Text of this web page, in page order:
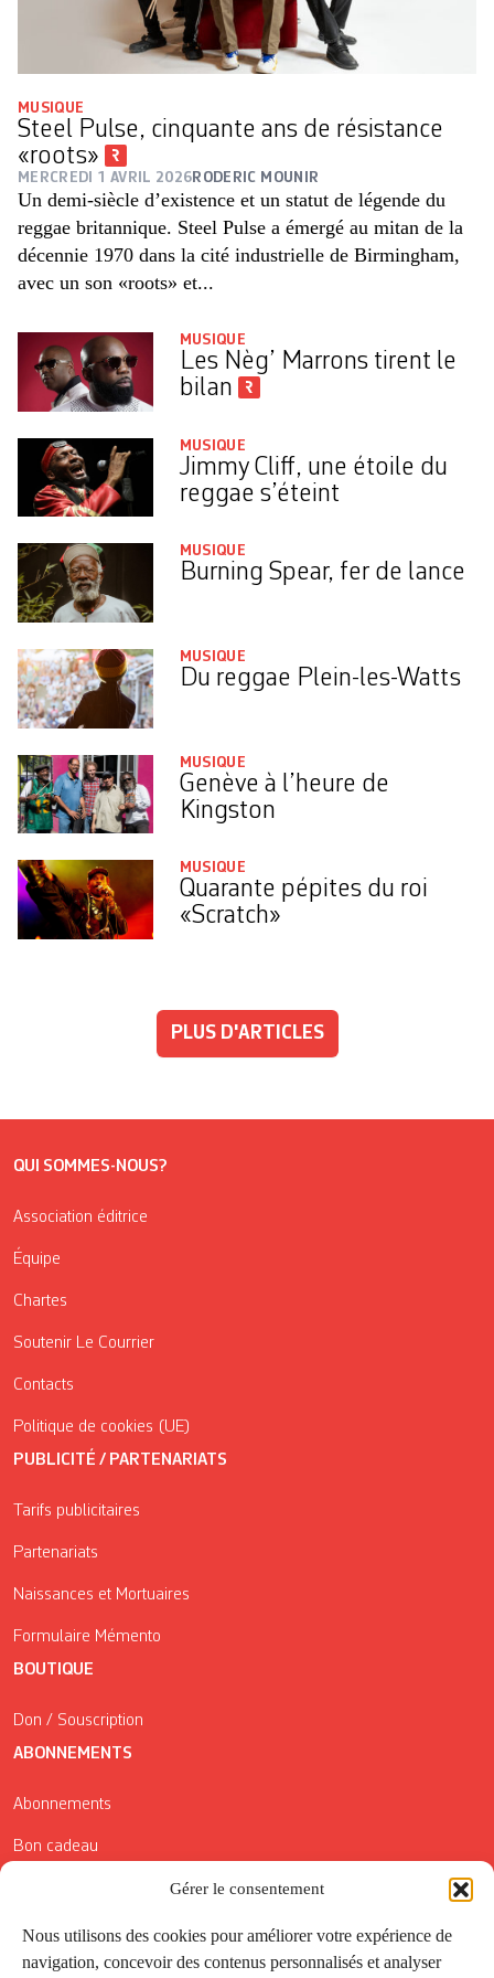
Gérer le consentement
Nous utilisons des cookies pour améliorer votre expérience de
navigation, concevoir des contenus personnalisés et analyser
MUSIQUE
Steel Pulse, cinquante ans de résistance
«roots»
MERCREDI 1 AVRIL 2026 RODERIC MOUNIR
Un demi-siècle d’existence et un statut de légende du
reggae britannique. Steel Pulse a émergé au mitan de la
décennie 1970 dans la cité industrielle de Birmingham,
avec un son «roots» et...
MUSIQUE
Les Nèg’ Marrons tirent le
bilan
MUSIQUE
Jimmy Cliff, une étoile du
reggae s’éteint
MUSIQUE
Burning Spear, fer de lance
MUSIQUE
Du reggae Plein-les-Watts
MUSIQUE
Genève à l’heure de
Kingston
MUSIQUE
Quarante pépites du roi
«Scratch»
PLUS D'ARTICLES
QUI SOMMES-NOUS?
Association éditrice
Équipe
Chartes
Soutenir Le Courrier
Contacts
Politique de cookies (UE)
PUBLICITÉ / PARTENARIATS
Tarifs publicitaires
Partenariats
Naissances et Mortuaires
Formulaire Mémento
BOUTIQUE
Don / Souscription
ABONNEMENTS
Abonnements
Bon cadeau
Conditions générales de vente
Réductions de la Carte Côté Courrier
Application